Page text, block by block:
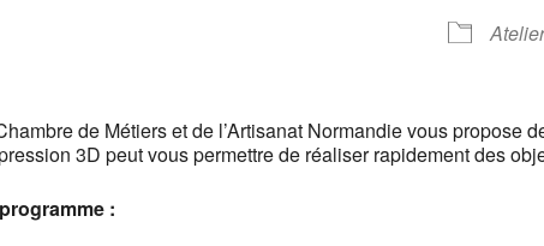
Calendrier Google
de Métiers et de l’Artisanat Normandie vous propose
3D peut vous permettre de réaliser rapidement des
: